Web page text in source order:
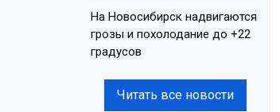
На Новосибирск надвигаются
грозы и похолодание до +22
градусов
Читать все новости